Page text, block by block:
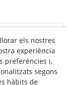
els nostres
experiència
preferències i,
segons
hàbits de